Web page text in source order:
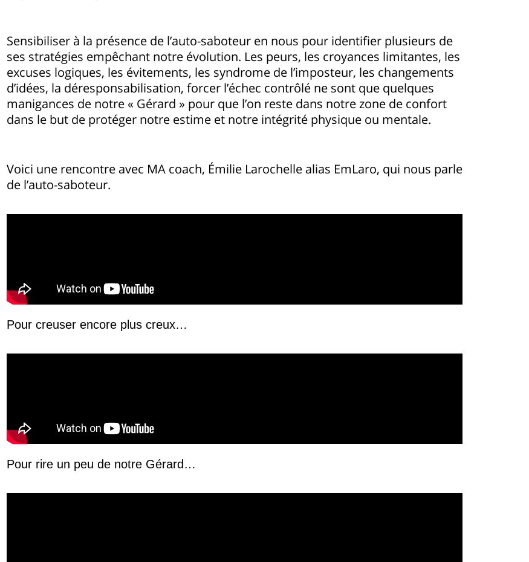
Sensibiliser à la présence de l’auto-saboteur en nous pour identifier plusieurs de
ses stratégies empêchant notre évolution. Les peurs, les croyances limitantes, les
excuses logiques, les évitements, les syndrome de l’imposteur, les changements
d’idées, la déresponsabilisation, forcer l’échec contrôlé ne sont que quelques
manigances de notre « Gérard » pour que l’on reste dans notre zone de confort
dans le but de protéger notre estime et notre intégrité physique ou mentale.
Voici une rencontre avec MA coach, Émilie Larochelle alias EmLaro, qui nous parle
de l’auto-saboteur.
Pour creuser encore plus creux…
Pour rire un peu de notre Gérard…